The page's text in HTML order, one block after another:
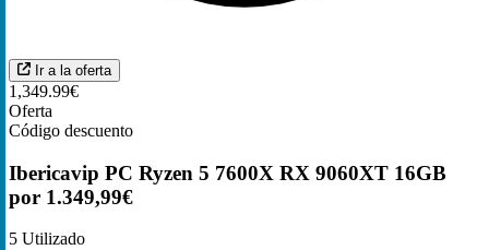
Ir a la oferta
1,349.99€
Oferta
Código descuento
Ibericavip PC Ryzen 5 7600X RX 9060XT 16GB
por 1.349,99€
5 Utilizado